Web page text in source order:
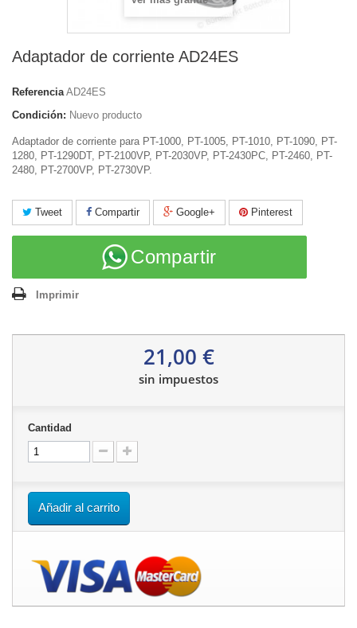
Adaptador de corriente AD24ES
Referencia AD24ES
Condición: Nuevo producto
Adaptador de corriente para PT-1000, PT-1005, PT-1010, PT-1090, PT-
1280, PT-1290DT, PT-2100VP, PT-2030VP, PT-2430PC, PT-2460, PT-
2480, PT-2700VP, PT-2730VP.
Tweet Compartir Google+ Pinterest
Compartir
Imprimir
21,00 €
sin impuestos
Cantidad
Añadir al carrito